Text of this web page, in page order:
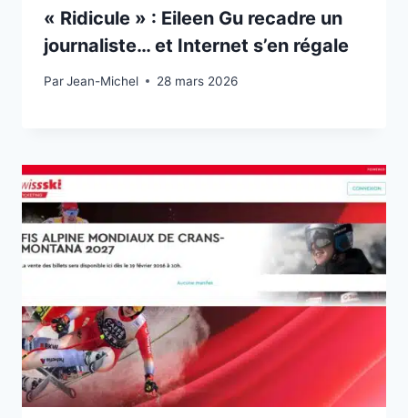
« Ridicule » : Eileen Gu recadre un
journaliste… et Internet s’en régale
ParJean-Michel
19 février 2026 28 mars 2026